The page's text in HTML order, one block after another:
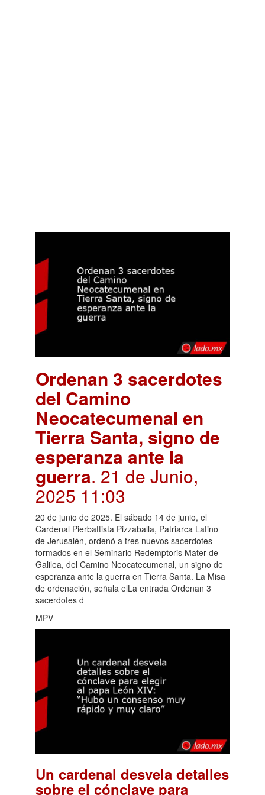
Ordenan 3 sacerdotes
del Camino
Neocatecumenal en
Tierra Santa, signo de
esperanza ante la
guerra. 21 de Junio,
2025 11:03
20 de junio de 2025. El sábado 14 de junio, el
Cardenal Pierbattista Pizzaballa, Patriarca Latino
de Jerusalén, ordenó a tres nuevos sacerdotes
formados en el Seminario Redemptoris Mater de
Galilea, del Camino Neocatecumenal, un signo de
esperanza ante la guerra en Tierra Santa. La Misa
de ordenación, señala elLa entrada Ordenan 3
sacerdotes d
MPV
Un cardenal desvela detalles
sobre el cónclave para